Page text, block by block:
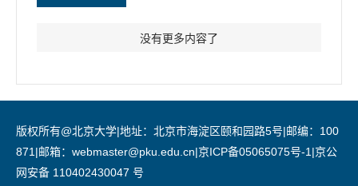
没有更多内容了
版权所有@北京大学|地址：北京市海淀区颐和园路5号|邮编：100
871|邮箱：webmaster@pku.edu.cn|京ICP备05065075号-1|京公
网安备 110402430047 号